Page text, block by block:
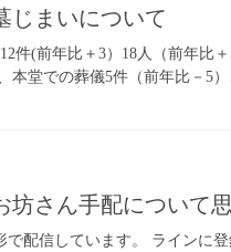
じまいについて
件(前年比＋3）18人（前年比
本堂での葬儀5件（前年比－5
さん手配について思
配信しています。 ラインに登